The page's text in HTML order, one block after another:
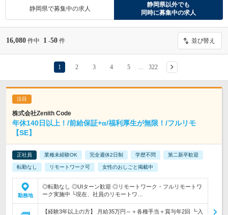
静岡県で募集中の求人
静岡県以外でも
同時に募集中の求人
16,080 件中 1 -50 件 並び替え
1 2 3 4 5 322
株式会社Zenith Code
年休140日以上！/前給保証+α/福利厚生が無限！/フルリモ
【SE】
正社員 業種未経験OK 完全週休2日制 学歴不問 第二新卒歓迎
転勤なし リモートワーク可 女性のおしごと掲載中
勤務地
◎転勤なし ◎UIターン歓迎 ◎リモートワーク・フルリモートワ
ーク実施中 └現在、社員のリモートワ…
【経験3年以上の方】 月給35万円～＋各種手当＋賞与年2回 ┗入